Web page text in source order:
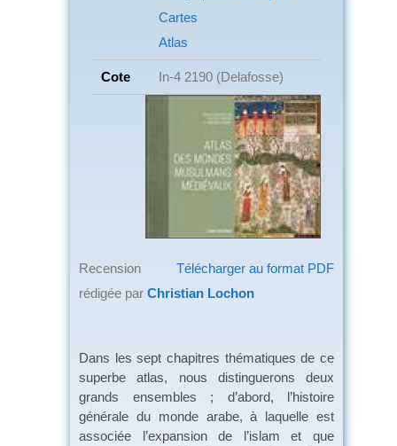
Cartes
Atlas
Cote In-4 2190 (Delafosse)
Télécharger au format PDF
Recension
rédigée par Christian Lochon
Dans les sept chapitres thématiques de ce
superbe atlas, nous distinguerons deux
grands ensembles ; d’abord, l’histoire
générale du monde arabe, à laquelle est
associée l’expansion de l’islam et que